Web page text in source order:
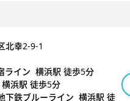
北幸2-9-1
ライン 横浜駅 徒歩5分
浜駅 徒歩5分
下鉄ブルーライン 横浜駅 徒